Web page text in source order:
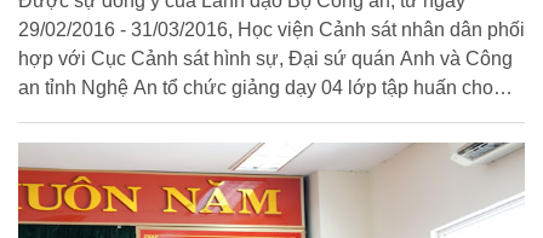
29/02/2016 - 31/03/2016, Học viện Cảnh sát nhân dân phối
hợp với Cục Cảnh sát hình sự, Đại sứ quán Anh và Công
an tỉnh Nghệ An tổ chức giảng dạy 04 lớp tập huấn cho
phạm mua bán người; kỹ năng nhận diện, sàng lọc và hỗ
trợ nạn nhân bị mua bán.